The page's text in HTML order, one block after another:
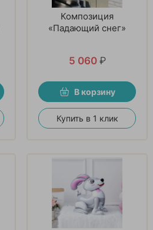
Композиция
«Падающий снег»
5 060 ₽
В корзину
Купить в 1 клик